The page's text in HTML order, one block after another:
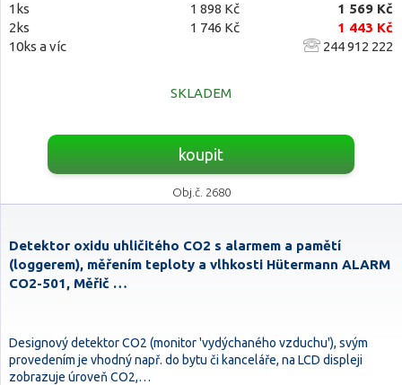
1ks 1 898 Kč
1 569 Kč
2ks
1 746 Kč
1 443 Kč
10ks a víc
244 912 222
SKLADEM
koupit
Obj.č. 2680
Detektor oxidu uhličitého CO2 s alarmem a pamětí
(loggerem), měřením teploty a vlhkosti Hütermann ALARM
CO2-501, Měřič …
Designový detektor CO2 (monitor 'vydýchaného vzduchu'), svým
provedením je vhodný např. do bytu či kanceláře, na LCD displeji
zobrazuje úroveň CO2,…